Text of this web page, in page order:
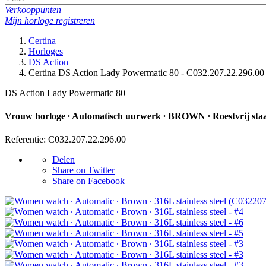
Verkooppunten
Mijn horloge registreren
Certina
Horloges
DS Action
Certina DS Action Lady Powermatic 80 - C032.207.22.296.00
DS Action Lady Powermatic 80
Vrouw horloge ∙ Automatisch uurwerk ∙ BROWN ∙ Roestvrij
Referentie: C032.207.22.296.00
Delen
Share on Twitter
Share on Facebook